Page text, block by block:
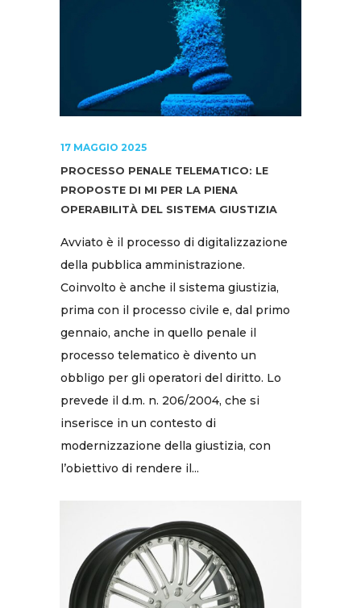
17 MAGGIO 2025
PROCESSO PENALE TELEMATICO: LE
PROPOSTE DI MI PER LA PIENA
OPERABILITÀ DEL SISTEMA GIUSTIZIA
Avviato è il processo di digitalizzazione
della pubblica amministrazione.
Coinvolto è anche il sistema giustizia,
prima con il processo civile e, dal primo
gennaio, anche in quello penale il
processo telematico è divento un
obbligo per gli operatori del diritto. Lo
prevede il d.m. n. 206/2004, che si
inserisce in un contesto di
modernizzazione della giustizia, con
l’obiettivo di rendere il...